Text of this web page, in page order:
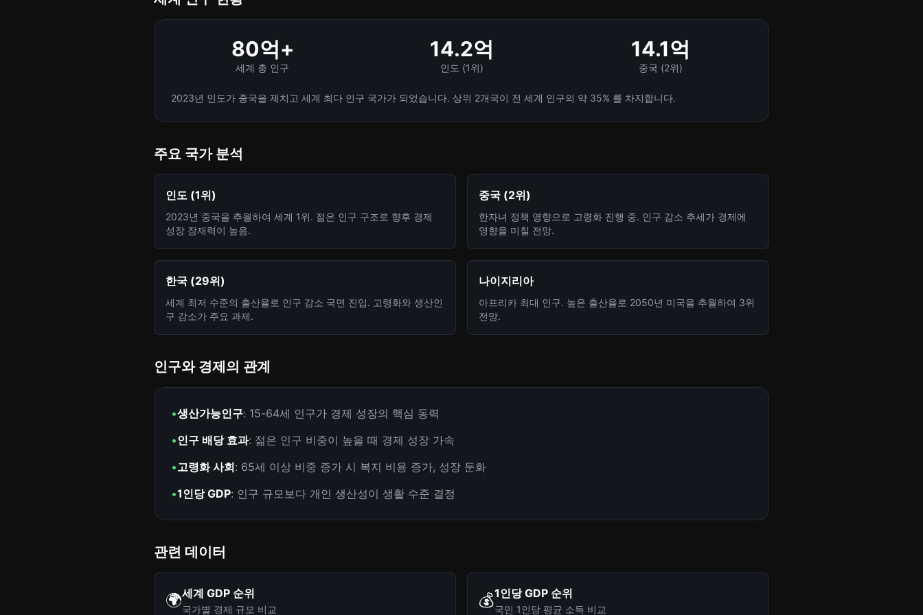
80억+
세계 총 인구
14.2억
인도 (1위)
14.1억
중국 (2위)
2023년 인도가 중국을 제치고 세계 최다 인구 국가가 되었습니다. 상위 2개국이 전 세계 인구의 약 35% 를 차지합니다.
주요 국가 분석
인도 (1위)
2023년 중국을 추월하여 세계 1위. 젊은 인구 구조로 향후 경제
성장 잠재력이 높음.
중국 (2위)
한자녀 정책 영향으로 고령화 진행 중. 인구 감소 추세가 경제에
영향을 미칠 전망.
한국 (29위)
세계 최저 수준의 출산율로 인구 감소 국면 진입. 고령화와 생산인
구 감소가 주요 과제.
나이지리아
아프리카 최대 인구. 높은 출산율로 2050년 미국을 추월하여 3위
전망.
인구와 경제의 관계
•생산가능인구: 15-64세 인구가 경제 성장의 핵심 동력
•인구 배당 효과: 젊은 인구 비중이 높을 때 경제 성장 가속
•고령화 사회: 65세 이상 비중 증가 시 복지 비용 증가, 성장 둔화
•1인당 GDP: 인구 규모보다 개인 생산성이 생활 수준 결정
관련 데이터
🌍세계 GDP 순위
국가별 경제 규모 비교 💰1인당 GDP 순위
국민 1인당 평균 소득 비교